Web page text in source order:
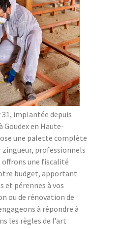
31, implantée depuis
Goudex en Haute-
une palette complète
zingueur, professionnels
une fiscalité
budget, apportant
et pérennes à vos
ou de rénovation de
à répondre à
les règles de l’art